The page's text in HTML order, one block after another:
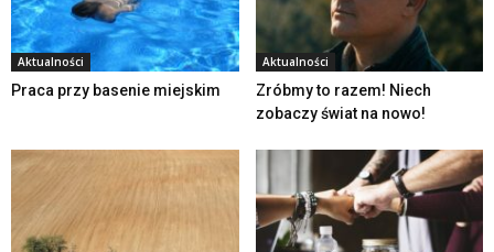
Aktualności
Praca przy basenie miejskim
Aktualności
Zróbmy to razem! Niech
zobaczy świat na nowo!